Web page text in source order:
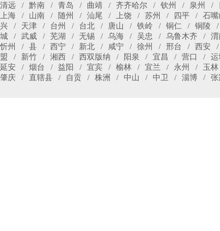
清远
黔南 青岛 曲靖 齐齐哈尔 钦州 泉州
上海
山南 随州 汕尾 上饶 苏州 四平
石嘴
兴
天津 台州 台北 唐山 铁岭 铜仁
铜陵
城
武威 芜湖 无锡 乌海 吴忠 乌鲁木齐
渭
忻州
县 西宁 新北 咸宁 徐州 邢台
西安
盟
新竹 湘西 西双版纳 阳泉 宜昌 营口
运
延安
烟台 益阳 宜宾 榆林 宜兰 永州
玉林
肇庆
直辖县 自贡 株洲 中山 中卫 淄博 张